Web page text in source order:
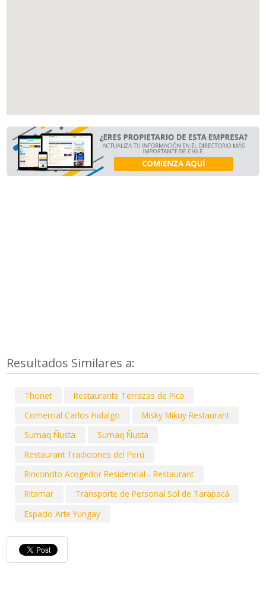
Resultados Similares a:
Thonet
Restaurante Terrazas de Pica
Comercial Carlos Hidalgo
Misky Mikuy Restaurant
Sumaq Ñusta
Sumaq Ñusta
Restaurant Tradiciones del Perú
Rinconcito Acogedor Residencial - Restaurant
Ritamar
Transporte de Personal Sol de Tarapacá
Espacio Arte Yungay